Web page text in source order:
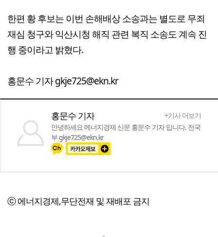
한편 황 후보는 이번 손해배상 소송과는 별도로 무죄
재심 청구와 익산시청 해직 관련 복직 소송도 계속 진
행 중이라고 밝혔다.
홍문수 기자 gkje725@ekn.kr
홍문수 기자
+기사 더보기
안녕하세요 에너지경제 신문 홍문수 기자 입니다. 전국
부 gkje725@ekn.kr
ⓒ 에너지경제,무단전재 및 재배포 금지